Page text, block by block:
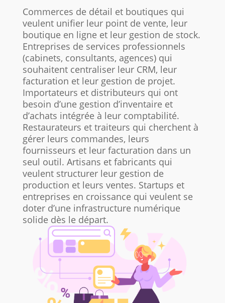
Commerces de détail et boutiques qui
veulent unifier leur point de vente, leur
boutique en ligne et leur gestion de stock.
Entreprises de services professionnels
(cabinets, consultants, agences) qui
souhaitent centraliser leur CRM, leur
facturation et leur gestion de projet.
Importateurs et distributeurs qui ont
besoin d’une gestion d’inventaire et
d’achats intégrée à leur comptabilité.
Restaurateurs et traiteurs qui cherchent à
gérer leurs commandes, leurs
fournisseurs et leur facturation dans un
seul outil. Artisans et fabricants qui
veulent structurer leur gestion de
production et leurs ventes. Startups et
entreprises en croissance qui veulent se
doter d’une infrastructure numérique
solide dès le départ.